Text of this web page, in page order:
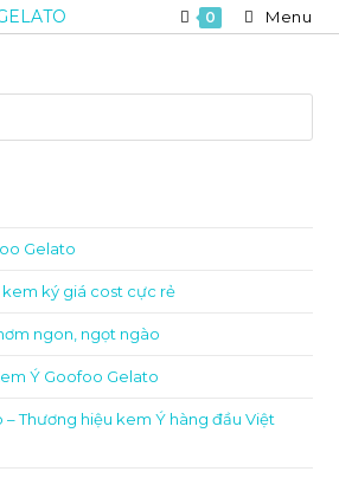
0 Menu
Gelato
ký giá cost cực rẻ
ngon, ngọt ngào
Ý Goofoo Gelato
Thương hiệu kem Ý hàng đầu Việt